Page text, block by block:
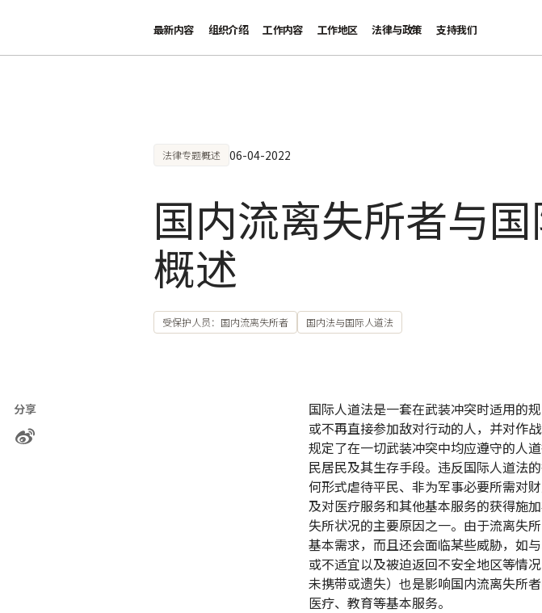
最新内容 组织介绍 工作内容 工作地区 法律与政策 支持我们
法律专题概述 06-04-2022
国内流离失所者与
概述
受保护人员：国内流离失所者 国内法与国际人道法
分享
国际人道法是一套在武装冲突时适用的
或不再直接参加敌对行动的人，并对作
规定了在一切武装冲突中均应遵守的人
民居民及其生存手段。违反国际人道
何形式虐待平民、非为军事必要所需对
及对医疗服务和其他基本服务的获得
失所状况的主要原因之一。由于流离失
基本需求，而且还会面临某些威胁，如
或不适宜以及被迫返回不安全地区等情
未携带或遗失）也是影响国内流离失所
医疗、教育等基本服务。